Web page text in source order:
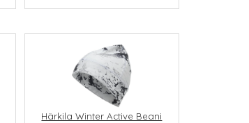
Härkila Winter Active Beani